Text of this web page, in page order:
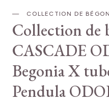
COLLECTION DE
Collection de
CASCADE
Begonia X
Pendula